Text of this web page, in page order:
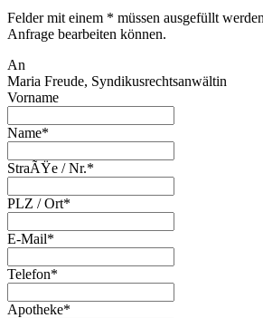
Felder mit einem * müssen ausgefüllt
Anfrage bearbeiten können.
An
Maria Freude, Syndikusrechtsanwältin
Vorname
Name*
StraÃŸe / Nr.*
PLZ / Ort*
E-Mail*
Telefon*
Apotheke*